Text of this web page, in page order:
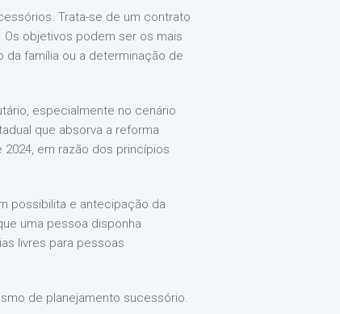
Trata-se de um contrato
objetivos podem ser os mais
família ou a determinação de
especialmente no cenário
que absorva a reforma
em razão dos princípios
possibilita e antecipação da
uma pessoa disponha
livres para pessoas
de planejamento sucessório.